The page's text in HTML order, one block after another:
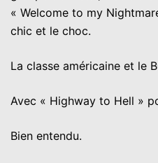
« Welcome to my
chic et le choc.
La classe américaine et le
Avec « Highway to Hell »
Bien entendu.